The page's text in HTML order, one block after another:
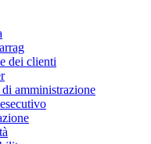
dei clienti
amministrazione